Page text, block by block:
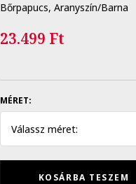
Bőrpapucs, Aranyszín/Barna
23.499 Ft
MÉRET:
Válassz méret:
KOSÁRBA TESZEM